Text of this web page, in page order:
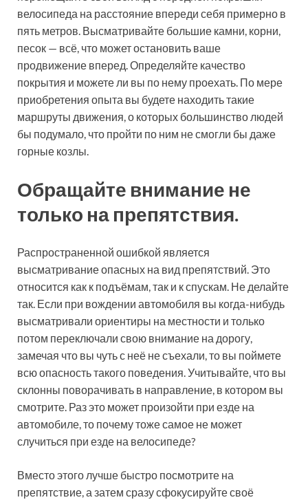
велосипеда на расстояние впереди себя примерно в
пять метров. Высматривайте большие камни, корни,
песок — всё, что может остановить ваше
продвижение вперед. Определяйте качество
покрытия и можете ли вы по нему проехать. По мере
приобретения опыта вы будете находить такие
маршруты движения, о которых большинство людей
бы подумало, что пройти по ним не смогли бы даже
горные козлы.
Обращайте внимание не
только на препятствия.
Распространенной ошибкой является
высматривание опасных на вид препятствий. Это
относится как к подъёмам, так и к спускам. Не делайте
так. Если при вождении автомобиля вы когда-нибудь
высматривали ориентиры на местности и только
потом переключали свою внимание на дорогу,
замечая что вы чуть с неё не съехали, то вы поймете
всю опасность такого поведения. Учитывайте, что вы
склонны поворачивать в направление, в котором вы
смотрите. Раз это может произойти при езде на
автомобиле, то почему тоже самое не может
случиться при езде на велосипеде?
Вместо этого лучше быстро посмотрите на
препятствие, а затем сразу сфокусируйте своё